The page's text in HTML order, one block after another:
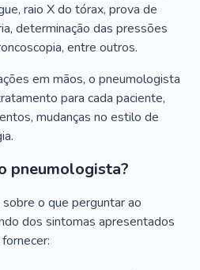
raio X do tórax, prova de
determinação das pressões
entre outros.
em mãos, o pneumologista
para cada paciente,
mudanças no estilo de
pneumologista?
o que perguntar ao
dos sintomas apresentados